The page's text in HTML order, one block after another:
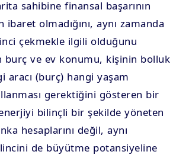
sahibine finansal başarının
ibaret olmadığını, aynı zamanda
çekmekle ilgili olduğunu
burç ve ev konumu, kişinin bolluk
aracı (burç) hangi yaşam
gerektiğini gösteren bir
bilinçli bir şekilde yöneten
hesaplarını değil, aynı
de büyütme potansiyeline